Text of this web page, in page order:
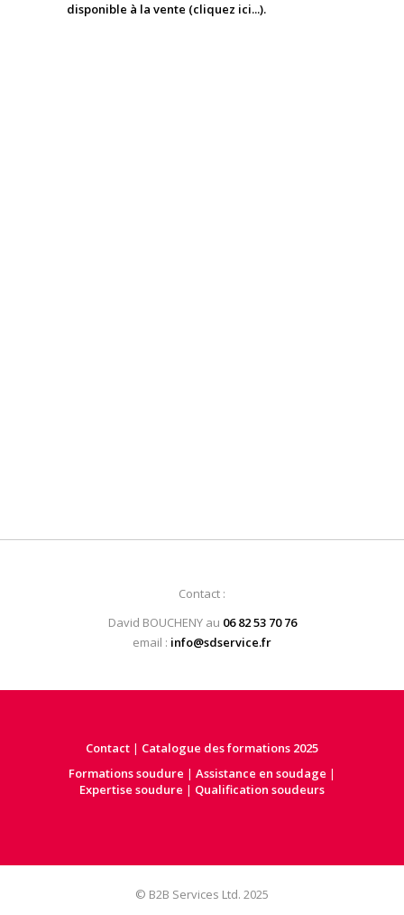
disponible à la vente (cliquez ici...).
Contact :
David BOUCHENY au 06 82 53 70 76
email : info@sdservice.fr
Contact | Catalogue des formations 2025
Formations soudure | Assistance en soudage |
Expertise soudure | Qualification soudeurs
© B2B Services Ltd. 2025